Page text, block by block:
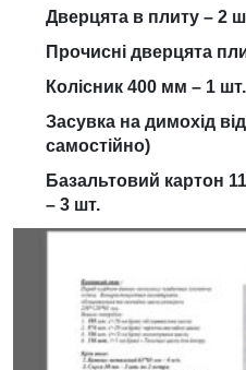
Дверцята в плиту – 2
Прочисні дверцята
Колісник 400 мм – 1 шт.
Засувка на димохід
самостійно)
Базальтовий картон
– 3 шт.